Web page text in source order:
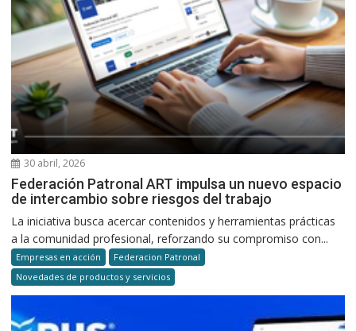
30 abril, 2026
Federación Patronal ART impulsa un nuevo espacio
de intercambio sobre riesgos del trabajo
La iniciativa busca acercar contenidos y herramientas prácticas
a la comunidad profesional, reforzando su compromiso con...
Empresas en acción
Federacion Patronal
Novedades de productos y servicios